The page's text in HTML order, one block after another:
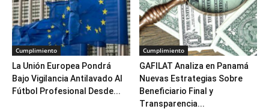
Cumplimiento
La Unión Europea Pondrá
Bajo Vigilancia Antilavado Al
Fútbol Profesional Desde...
Cumplimiento
GAFILAT Analiza en Panamá
Nuevas Estrategias Sobre
Beneficiario Final y
Transparencia...